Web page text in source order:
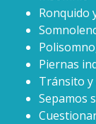
Ronquido
Piernas
Tránsito y
Sepamos